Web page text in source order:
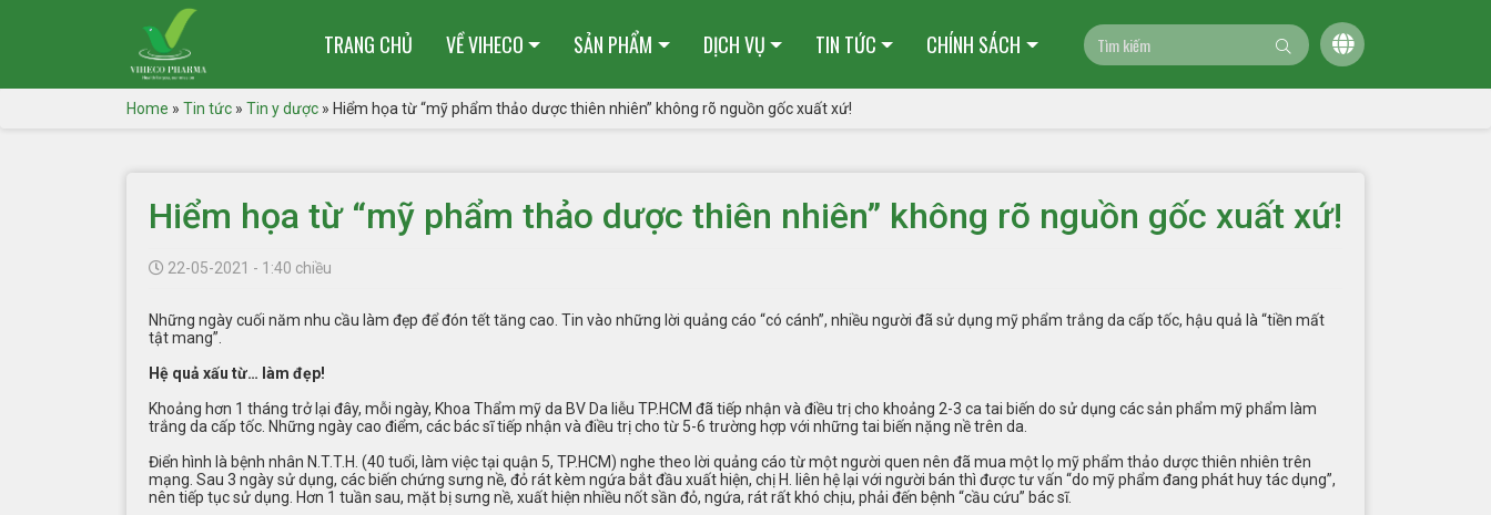
TRANG CHỦ VỀ VIHECO SẢN PHẨM DỊCH VỤ TIN TỨC CHÍNH SÁCH
Home » Tin tức » Tin y dược » Hiểm họa từ “mỹ phẩm thảo dược thiên nhiên” không rõ nguồn gốc xuất xứ!
Hiểm họa từ “mỹ phẩm thảo dược thiên nhiên” không rõ nguồn gốc xuất xứ!
22-05-2021 - 1:40 chiều
Những ngày cuối năm nhu cầu làm đẹp để đón tết tăng cao. Tin vào những lời quảng cáo “có cánh”, nhiều người đã sử dụng mỹ phẩm trắng da cấp tốc, hậu quả là “tiền mất
tật mang”.
Hệ quả xấu từ… làm đẹp!
Khoảng hơn 1 tháng trở lại đây, mỗi ngày, Khoa Thẩm mỹ da BV Da liễu TP.HCM đã tiếp nhận và điều trị cho khoảng 2-3 ca tai biến do sử dụng các sản phẩm mỹ phẩm làm
trắng da cấp tốc. Những ngày cao điểm, các bác sĩ tiếp nhận và điều trị cho từ 5-6 trường hợp với những tai biến nặng nề trên da.
Điển hình là bệnh nhân N.T.T.H. (40 tuổi, làm việc tại quận 5, TP.HCM) nghe theo lời quảng cáo từ một người quen nên đã mua một lọ mỹ phẩm thảo dược thiên nhiên trên
mạng. Sau 3 ngày sử dụng, các biến chứng sưng nề, đỏ rát kèm ngứa bắt đầu xuất hiện, chị H. liên hệ lại với người bán thì được tư vấn “do mỹ phẩm đang phát huy tác dụng”,
nên tiếp tục sử dụng. Hơn 1 tuần sau, mặt bị sưng nề, xuất hiện nhiều nốt sần đỏ, ngứa, rát rất khó chịu, phải đến bệnh “cầu cứu” bác sĩ.